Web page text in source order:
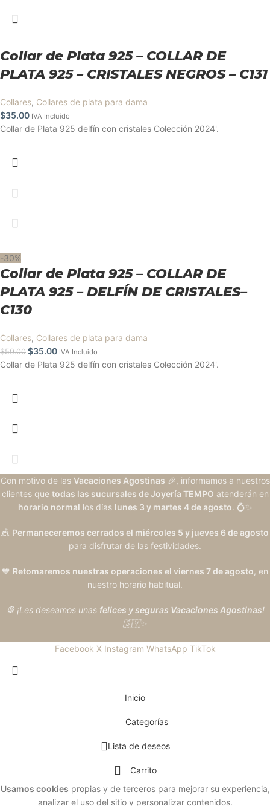
Collar de Plata 925 – COLLAR DE
PLATA 925 – CRISTALES NEGROS – C131
Collares, Collares de plata para dama
$35.00 IVA Incluido
Collar de Plata 925 delfín con cristales Colección 2024'.
-30%
Collar de Plata 925 – COLLAR DE
PLATA 925 – DELFÍN DE CRISTALES–
C130
Collares, Collares de plata para dama
$50.00 $35.00 IVA Incluido
Collar de Plata 925 delfín con cristales Colección 2024'.
Con motivo de las Vacaciones Agostinas 🎉, informamos a nuestros
clientes que todas las sucursales de Joyería TEMPO atenderán en
horario normal los días lunes 3 y martes 4 de agosto. 💍✨
🎪 Permaneceremos cerrados el miércoles 5 y jueves 6 de agosto
para disfrutar de las festividades.
💙 Retomaremos nuestras operaciones el viernes 7 de agosto, en
nuestro horario habitual.
🎡 ¡Les deseamos unas felices y seguras Vacaciones Agostinas!
🇸🇻✨
Facebook X Instagram WhatsApp TikTok
Inicio
Categorías
Lista de deseos
Carrito
Usamos cookies propias y de terceros para mejorar su experiencia,
analizar el uso del sitio y personalizar contenidos.